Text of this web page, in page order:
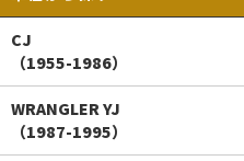
CJ
（1955-1986）
WRANGLER YJ
（1987-1995）